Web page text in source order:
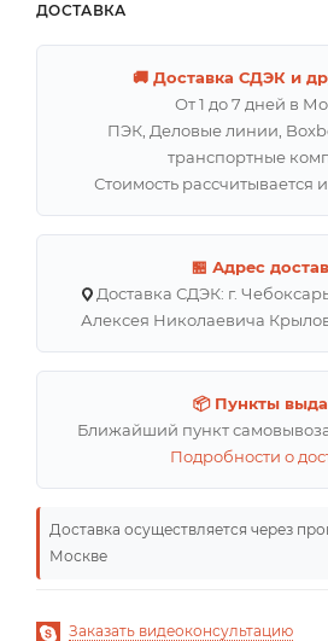
ДОСТАВКА
🚚 Доставка СДЭК и
От 1 до 7 дней в
ПЭК, Деловые линии,
транспортные
Стоимость рассчитывается
🏪 Адрес
Доставка СДЭК: г.
Алексея Николаевича
📦 Пункты
Ближайший пункт
Подробности о
Доставка осуществляется через
Москве
Заказать видеоконсультацию